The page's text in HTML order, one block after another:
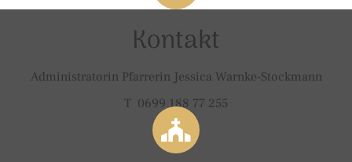
Kontakt
Administratorin Pfarrerin Jessica Warnke-Stockmann
T 0699 188 77 255